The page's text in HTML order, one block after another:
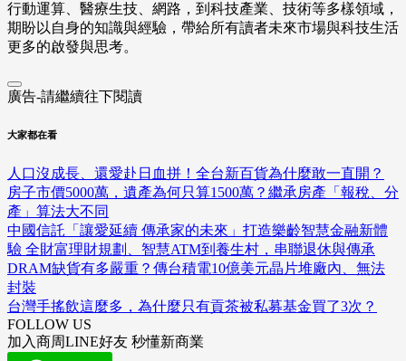
行動運算、醫療生技、網路，到科技產業、技術等多樣領域，
期盼以自身的知識與經驗，帶給所有讀者未來市場與科技生活
更多的啟發與思考。
廣告-請繼續往下閱讀
大家都在看
人口沒成長、還愛赴日血拼！全台新百貨為什麼敢一直開？
房子市價5000萬，遺產為何只算1500萬？繼承房產「報稅、分
產」算法大不同
中國信託「讓愛延續 傳承家的未來」打造樂齡智慧金融新體
驗 全財富理財規劃、智慧ATM到養生村，串聯退休與傳承
DRAM缺貨有多嚴重？傳台積電10億美元晶片堆廠內、無法
封裝
台灣手搖飲這麼多，為什麼只有貢茶被私募基金買了3次？
FOLLOW US
加入商周LINE好友 秒懂新商業